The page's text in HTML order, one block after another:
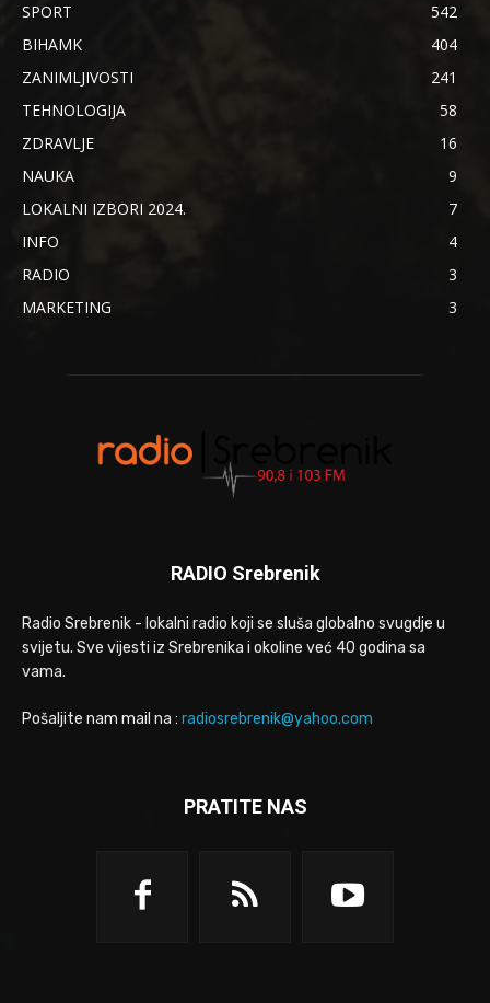
SPORT
542
BIHAMK
404
ZANIMLJIVOSTI
241
TEHNOLOGIJA
58
ZDRAVLJE
16
NAUKA
9
LOKALNI IZBORI 2024.
7
INFO
4
RADIO
3
MARKETING
3
RADIO Srebrenik
Radio Srebrenik - lokalni radio koji se sluša globalno svugdje u
svijetu. Sve vijesti iz Srebrenika i okoline već 40 godina sa
vama.
Pošaljite nam mail na : radiosrebrenik@yahoo.com
PRATITE NAS